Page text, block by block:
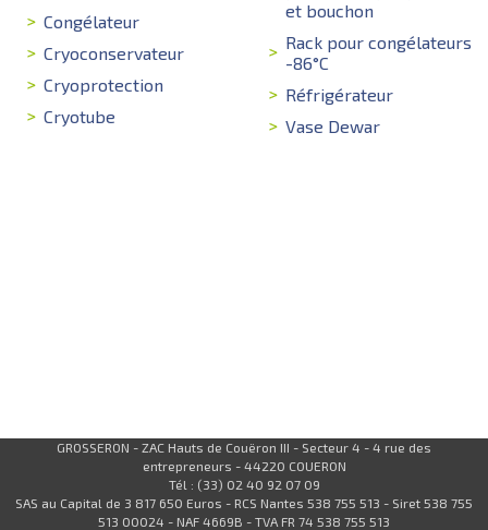
Congélateur
Cryoconservateur
Cryoprotection
Cryotube
et bouchon
Rack pour congélateurs
-86°C
Réfrigérateur
Vase Dewar
GROSSERON - ZAC Hauts de Couëron III - Secteur 4 - 4 rue des
entrepreneurs - 44220 COUERON
Tél : (33) 02 40 92 07 09
SAS au Capital de 3 817 650 Euros - RCS Nantes 538 755 513 - Siret 538 755
513 00024 - NAF 4669B - TVA FR 74 538 755 513